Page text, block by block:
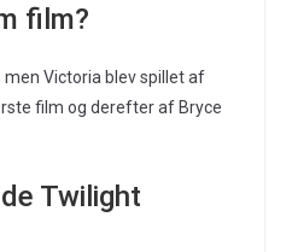
film?
Victoria blev spillet af
film og derefter af Bryce
Twilight